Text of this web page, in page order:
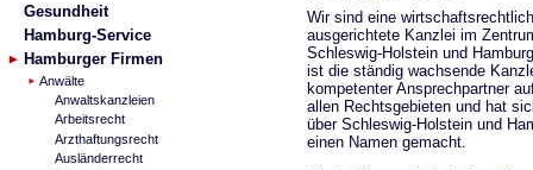
Gesundheit
Hamburg-Service
Hamburger Firmen
Anwälte
Anwaltskanzleien
Arbeitsrecht
Arzthaftungsrecht
Ausländerrecht
Wir sind eine wirtschaftsrechtlich
ausgerichtete Kanzlei im
Schleswig-Holstein und
ist die ständig wachsende
kompetenter Ansprechpartner
allen Rechtsgebieten und hat
über Schleswig-Holstein und
einen Namen gemacht.